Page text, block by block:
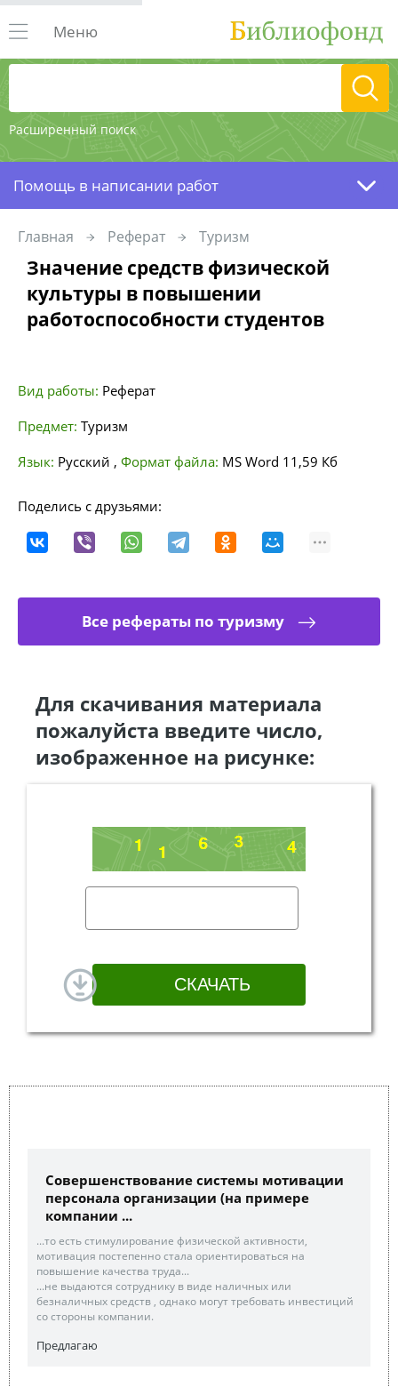
Расширенный поиск
Меню
Помощь в написании работ
Главная Реферат Туризм
Значение средств физической
культуры в повышении
работоспособности студентов
Вид работы: Реферат
Предмет: Туризм
Язык: Русский , Формат файла: MS Word 11,59 Кб
Поделись с друзьями:
Все рефераты по туризму
Для скачивания материала
пожалуйста введите число,
изображенное на рисунке:
Совершенствование системы мотивации
персонала организации (на примере
компании ...
...то есть стимулирование физической активности,
мотивация постепенно стала ориентироваться на
повышение качества труда...
...не выдаются сотруднику в виде наличных или
безналичных средств , однако могут требовать инвестиций
со стороны компании.
Предлагаю